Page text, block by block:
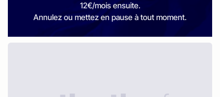
12€/mois ensuite.
Annulez ou mettez en pause à tout moment.